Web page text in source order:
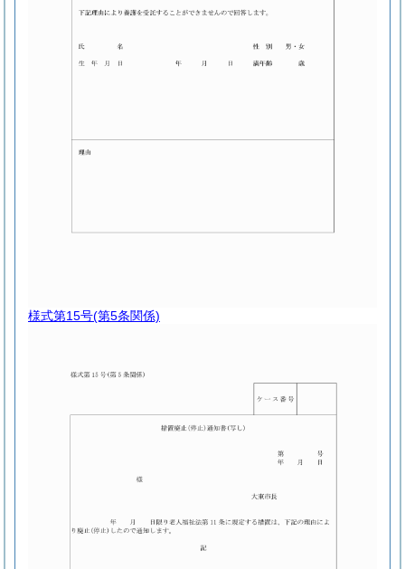
様式第15号(第5条関係)